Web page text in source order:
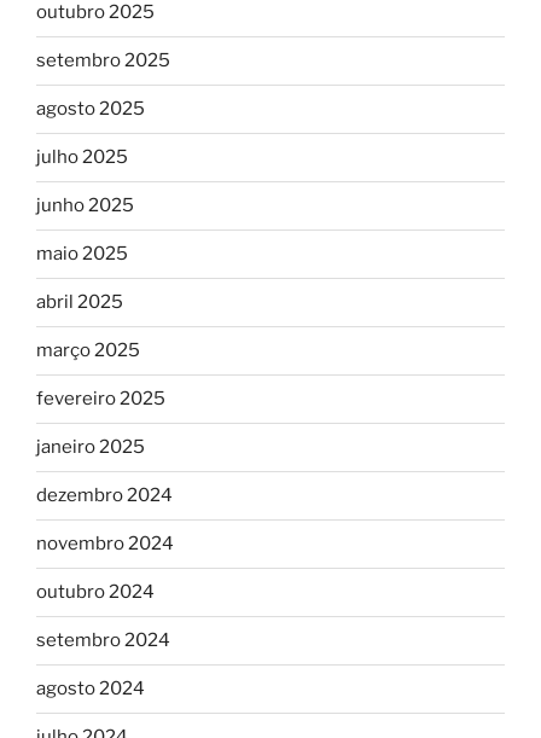
outubro 2025
setembro 2025
agosto 2025
julho 2025
junho 2025
maio 2025
abril 2025
março 2025
fevereiro 2025
janeiro 2025
dezembro 2024
novembro 2024
outubro 2024
setembro 2024
agosto 2024